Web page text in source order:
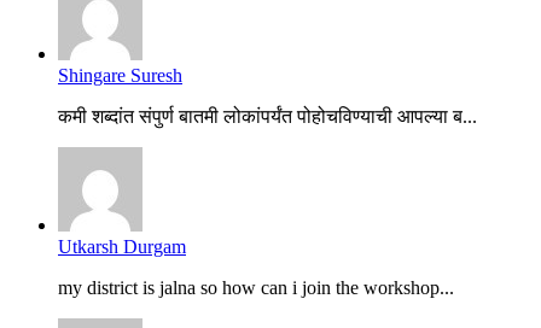
Shingare Suresh
कमी शब्दांत संपुर्ण बातमी लोकांपर्यंत पोहोचविण्याची आपल्या ब...
Utkarsh Durgam
my district is jalna so how can i join the workshop...